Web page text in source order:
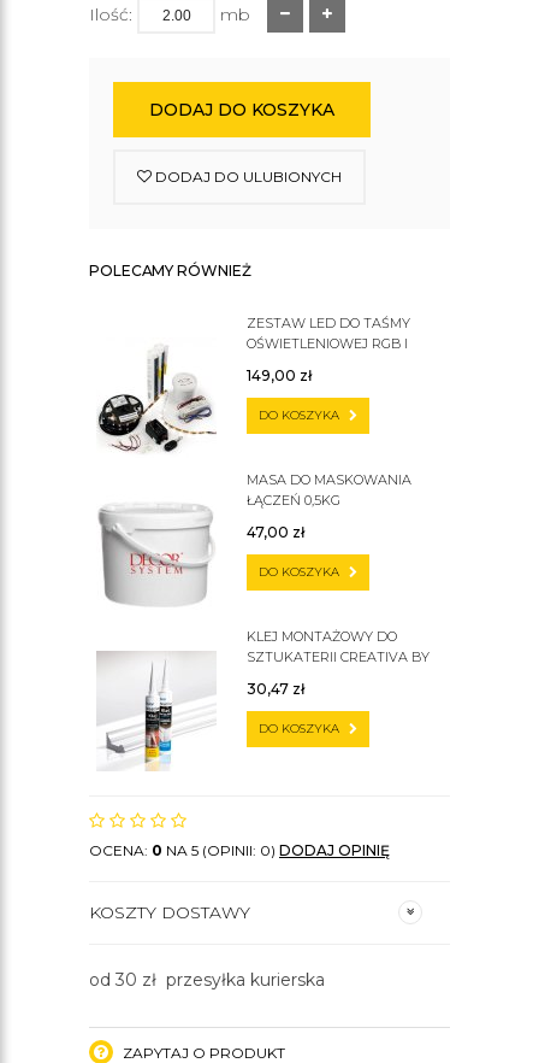
Ilość: mb
DODAJ DO KOSZYKA
DODAJ DO ULUBIONYCH
POLECAMY RÓWNIEŻ
ZESTAW LED DO TAŚMY
OŚWIETLENIOWEJ RGB I
149,00 zł
DO KOSZYKA
MASA DO MASKOWANIA
ŁĄCZEŃ 0,5KG
47,00 zł
DO KOSZYKA
KLEJ MONTAŻOWY DO
SZTUKATERII CREATIVA BY
30,47 zł
DO KOSZYKA
OCENA: 0 NA 5 (OPINII: 0) DODAJ OPINIĘ
KOSZTY DOSTAWY
od 30 zł przesyłka kurierska
ZAPYTAJ O PRODUKT